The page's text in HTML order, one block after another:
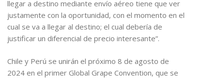
llegar a destino mediante envío aéreo tiene que ver
justamente con la oportunidad, con el momento en el
cual se va a llegar al destino; el cual debería de
justificar un diferencial de precio interesante”.
Chile y Perú se unirán el próximo 8 de agosto de
2024 en el primer Global Grape Convention, que se